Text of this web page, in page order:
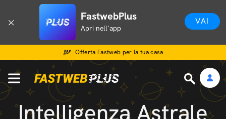
FastwebPlus
Apri nell'app
VAI
Offerta Fastweb per la tua casa
Intelligenza Astrale